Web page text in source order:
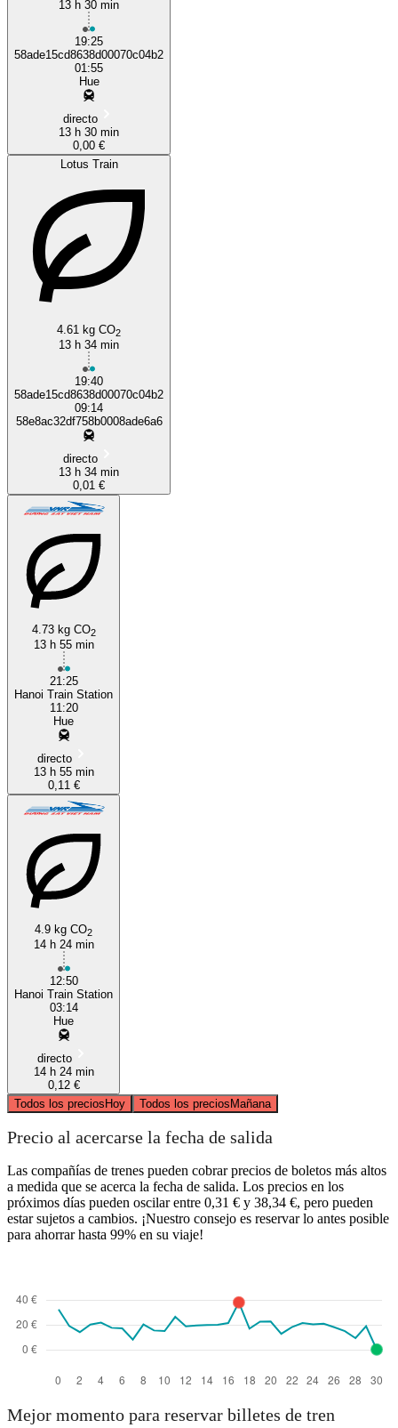
13 h 30 min
19:25
58ade15cd8638d00070c04b2
01:55
Hue
directo
13 h 30 min
0,00 €
Lotus Train
4.61 kg CO2
13 h 34 min
19:40
58ade15cd8638d00070c04b2
09:14
58e8ac32df758b0008ade6a6
directo
13 h 34 min
0,01 €
4.73 kg CO2
13 h 55 min
21:25
Hanoi Train Station
11:20
Hue
directo
13 h 55 min
0,11 €
4.9 kg CO2
14 h 24 min
12:50
Hanoi Train Station
03:14
Hue
directo
14 h 24 min
0,12 €
Todos los preciosHoy Todos los preciosMañana
Precio al acercarse la fecha de salida
Las compañías de trenes pueden cobrar precios de boletos más altos
a medida que se acerca la fecha de salida. Los precios en los
próximos días pueden oscilar entre 0,31 € y 38,34 €, pero pueden
estar sujetos a cambios. ¡Nuestro consejo es reservar lo antes posible
para ahorrar hasta 99% en su viaje!
Mejor momento para reservar billetes de tren